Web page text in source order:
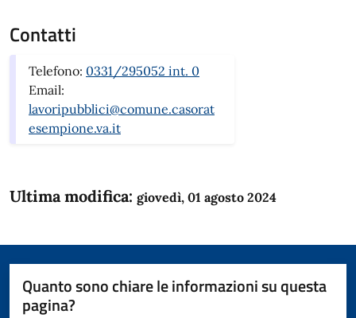
Contatti
Telefono: 0331/295052 int. 0
Email:
lavoripubblici@comune.casorat
esempione.va.it
Ultima modifica: giovedì, 01 agosto 2024
Quanto sono chiare le informazioni su questa
pagina?